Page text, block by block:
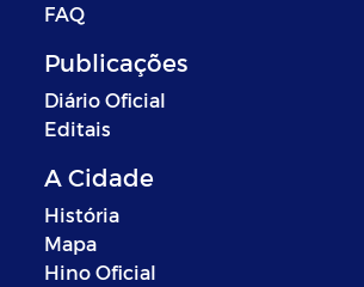
FAQ
Publicações
Diário Oficial
Editais
A Cidade
História
Mapa
Hino Oficial